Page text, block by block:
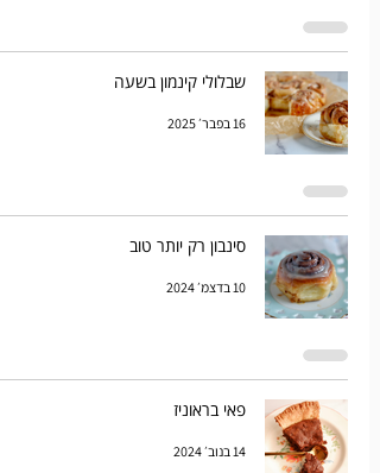
שבלולי קינמון בשעה
16 בפבר׳ 2025
סינבון רק יותר טוב
10 בדצמ׳ 2024
פאי בראוניז
14 בנוב׳ 2024